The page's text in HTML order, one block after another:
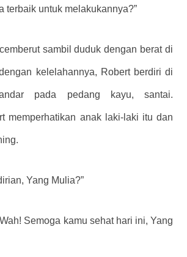
terbaik untuk melakukannya?”
sambil duduk dengan berat di
kelelahannya, Robert berdiri di
pada pedang kayu, santai.
memperhatikan anak laki-laki itu dan
Yang Mulia?”
Semoga kamu sehat hari ini, Yang